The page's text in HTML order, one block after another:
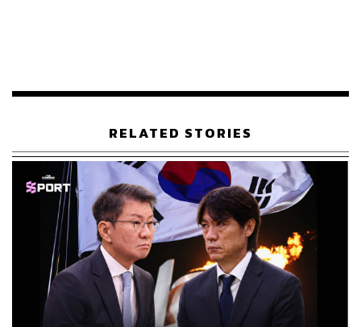
การวิจัยทางวิชาการและการแสดงออกที่ไม่รุนแรงนอก
สถาบันของเขา กิจกรรมเหล่านี้ได้รับการคุ้มครองอย่าง
ชัดเจนโดยเครื่องมือด้านสิทธิมนุษยชนระหว่างประเทศ รวม
ถึงปฏิญญาสากลว่าด้วยสิทธิมนุษยชนและกติการะหว่าง
ประเทศว่าด้วยสิทธิพลเมืองและสิทธิทางการเมือง ซึ่ง
ประเทศไทยเป็นภาคี
เราเกรงว่าการดำเนินคดีกับ ดร.เชมเบอร์ส จะส่งผลกระทบ
ต่อการอภิปรายสาธารณะและเสรีภาพทางวิชาการสำหรับ
นักวิชาการอื่นๆ ทั้งในประเทศไทยและที่อื่นๆ
RELATED STORIES